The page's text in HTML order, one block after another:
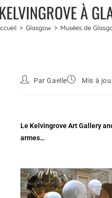
À
> Glasgow > Musées de
ParGaelle Mis à
Le Kelvingrove Art Gallery
armes…